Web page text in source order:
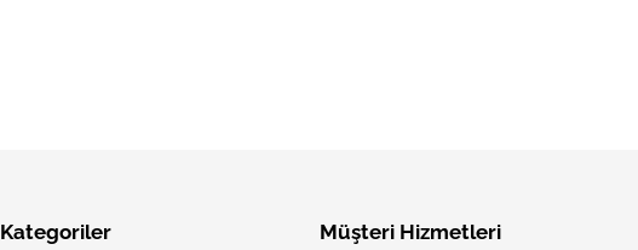
Kategoriler Müşteri Hizmetleri